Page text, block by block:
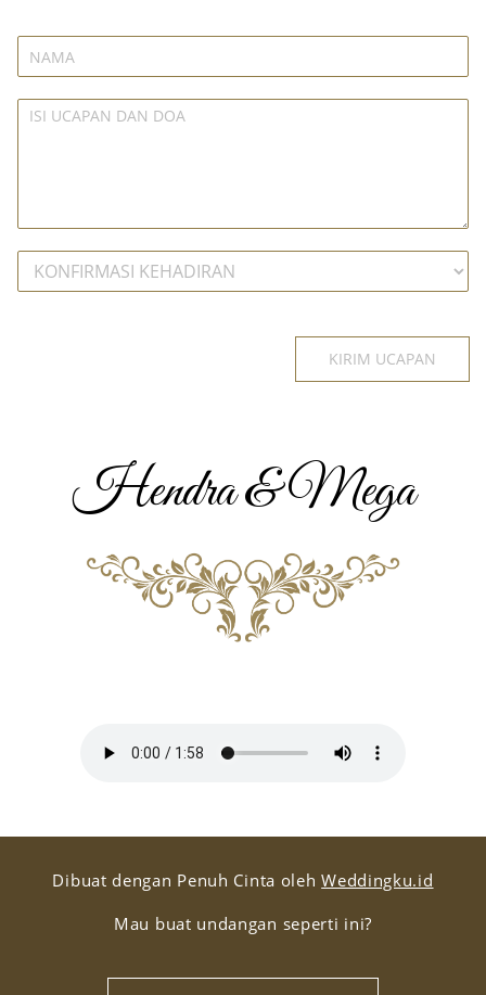
KIRIM UCAPAN
Hendra & Mega
Dibuat dengan Penuh Cinta olehWeddingku.id
Mau buat undangan seperti ini?